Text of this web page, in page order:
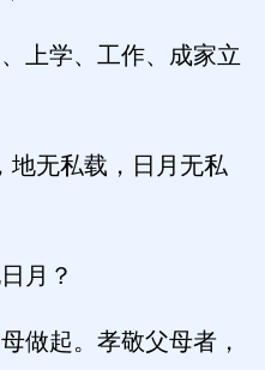
上学、工作、成家立
地无私载，日月无私
月？
做起。孝敬父母者，